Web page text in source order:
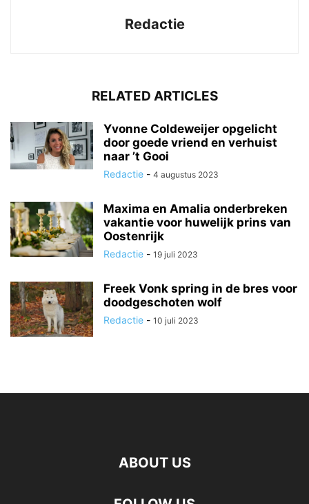
Redactie
RELATED ARTICLES
Yvonne Coldeweijer opgelicht
door goede vriend en verhuist
naar ’t Gooi
Redactie - 4 augustus 2023
Maxima en Amalia onderbreken
vakantie voor huwelijk prins van
Oostenrijk
Redactie - 19 juli 2023
Freek Vonk spring in de bres voor
doodgeschoten wolf
Redactie - 10 juli 2023
ABOUT US